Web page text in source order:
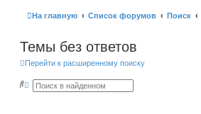
На главную Список форумов Поиск
Темы без ответов
Перейти к расширенному поиску
П Р